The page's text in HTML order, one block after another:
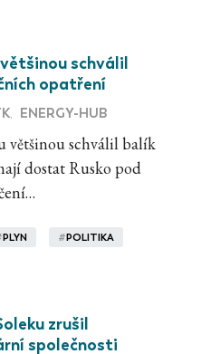
schválil
opatření
, ENERGY-HUB
většinou schválil balík
dostat Rusko pod
PLYN #POLITIKA
zrušil
společnosti